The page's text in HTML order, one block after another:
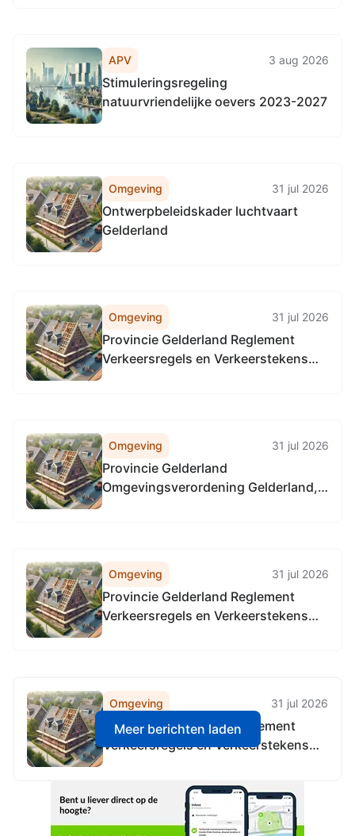
APV 3 aug 2026
Stimuleringsregeling
natuurvriendelijke oevers 2023-2027
Omgeving 31 jul 2026
Ontwerpbeleidskader luchtvaart
Gelderland
Omgeving 31 jul 2026
Provincie Gelderland Reglement
Verkeersregels en Verkeerstekens
Omgeving 31 jul 2026
Provincie Gelderland
Omgevingsverordening Gelderland,
Omgeving 31 jul 2026
Provincie Gelderland Reglement
Verkeersregels en Verkeerstekens
Omgeving 31 jul 2026
Provincie Gelderland Reglement
Verkeersregels en Verkeerstekens
provinciale wegen
Meer berichten laden